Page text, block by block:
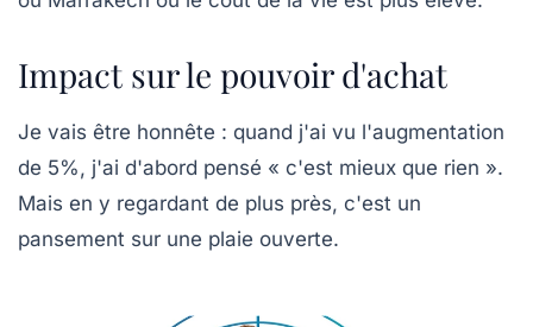
Impact sur le pouvoir d'achat
Je vais être honnête : quand j'ai vu l'augmentation
de 5%, j'ai d'abord pensé « c'est mieux que rien ».
Mais en y regardant de plus près, c'est un
pansement sur une plaie ouverte.